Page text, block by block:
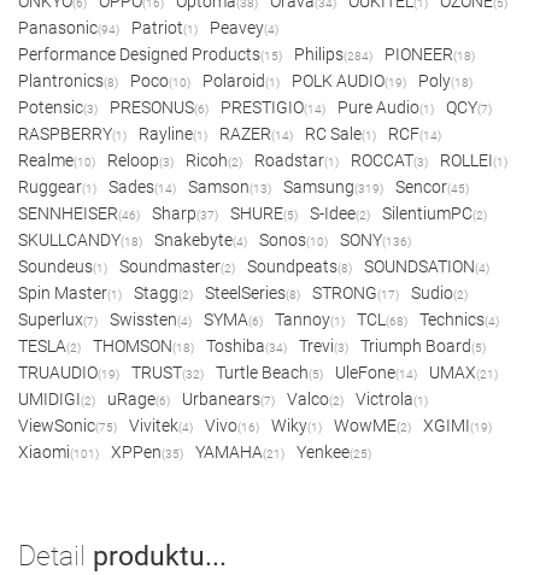
(6) (16) (38) (34) (1) (5)
Panasonic(94) Patriot(1) Peavey(4)
Performance Designed Products(15) Philips(284) PIONEER(18)
Plantronics(8) Poco(10) Polaroid(1) POLK AUDIO(19) Poly(18)
Potensic(3) PRESONUS(6) PRESTIGIO(14) Pure Audio(1) QCY(7)
RASPBERRY(1) Rayline(1) RAZER(14) RC Sale(1) RCF(14)
Realme(10) Reloop(3) Ricoh(2) Roadstar(1) ROCCAT(3) ROLLEI(1)
Ruggear(1) Sades(14) Samson(13) Samsung(319) Sencor(45)
SENNHEISER(46) Sharp(37) SHURE(5) S-Idee(2) SilentiumPC(2)
SKULLCANDY(18) Snakebyte(4) Sonos(10) SONY(136)
Soundeus(1) Soundmaster(2) Soundpeats(8) SOUNDSATION(4)
Spin Master(1) Stagg(2) SteelSeries(8) STRONG(17) Sudio(2)
Superlux(7) Swissten(4) SYMA(6) Tannoy(1) TCL (68) Technics(4)
TESLA(2) THOMSON(18) Toshiba(34) Trevi(3) Triumph Board(5)
TRUAUDIO(19) TRUST(32) Turtle Beach(5) UleFone(14) UMAX(21)
UMIDIGI(2) uRage(6) Urbanears(7) Valco(2) Victrola(1)
ViewSonic(75) Vivitek(4) Vivo(16) Wiky(1) WowME(2) XGIMI(19)
Xiaomi(101) XPPen(35) YAMAHA(21) Yenkee(25)
Detail produktu...